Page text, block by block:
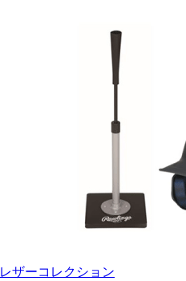
レザーコレクション